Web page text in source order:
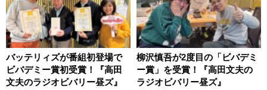
バッテリィズが番組初登場で
ビバデミー賞初受賞！『高田
文夫のラジオビバリー昼ズ』
柳沢慎吾が2度目の「ビバデミ
ー賞」を受賞！『高田文夫の
ラジオビバリー昼ズ』